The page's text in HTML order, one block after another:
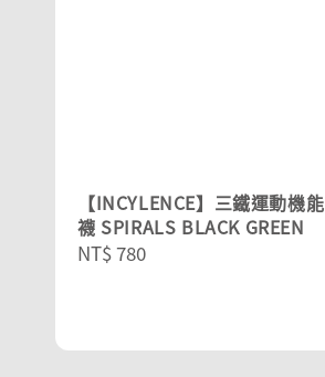
【INCYLENCE】三鐵運動機能
襪 SPIRALS BLACK GREEN
Regular
NT$ 780